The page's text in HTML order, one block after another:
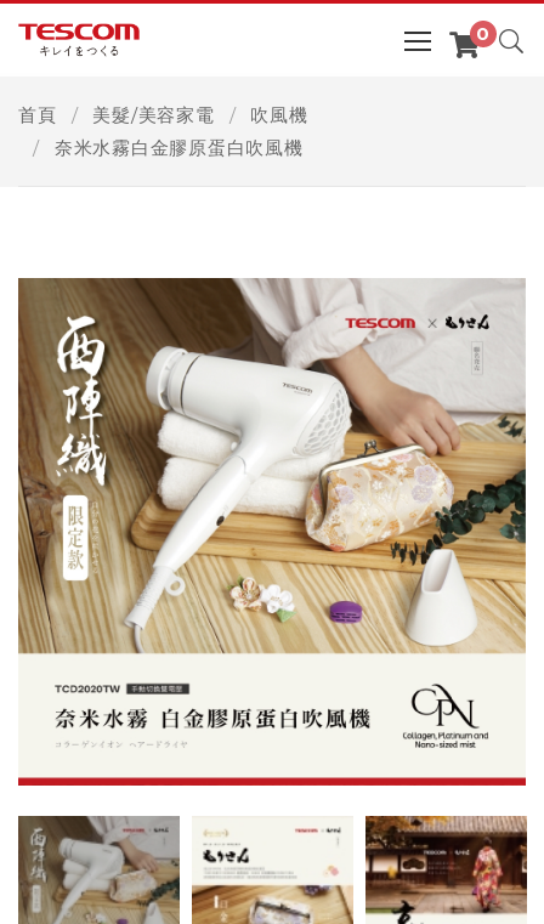
首頁 美髮/美容家電
吹風機
奈米水霧白金膠原蛋白吹風機